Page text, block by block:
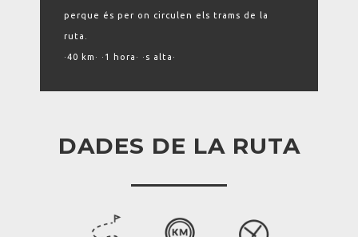
perque és per on circulen els trams de la
ruta.
·40 km· ·1 hora· ·s alta·
DADES DE LA RUTA